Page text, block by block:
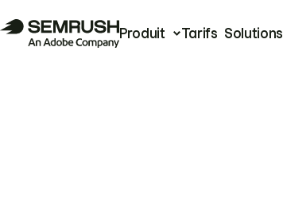
Produit Tarifs Solutions